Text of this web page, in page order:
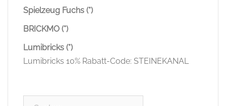
Spielzeug Fuchs (*)
BRICKMO (*)
Lumibricks (*)
Lumibricks 10% Rabatt-Code: STEINEKANAL